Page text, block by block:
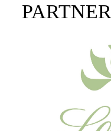
PARTNER